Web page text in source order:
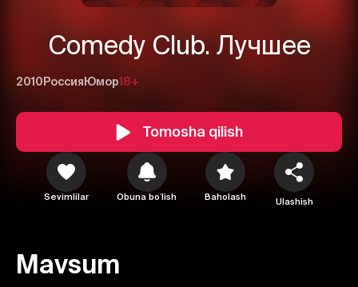
Comedy Club. Лучшее
2010 Россия Юмор18+
Tomosha qilish
Sevimlilar Obuna boʻlish Baholash Ulashish
Mavsum